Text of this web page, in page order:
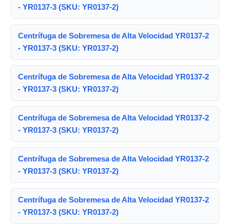
- YR0137-3 (SKU: YR0137-2)
Centrífuga de Sobremesa de Alta Velocidad YR0137-2
- YR0137-3 (SKU: YR0137-2)
Centrífuga de Sobremesa de Alta Velocidad YR0137-2
- YR0137-3 (SKU: YR0137-2)
Centrífuga de Sobremesa de Alta Velocidad YR0137-2
- YR0137-3 (SKU: YR0137-2)
Centrífuga de Sobremesa de Alta Velocidad YR0137-2
- YR0137-3 (SKU: YR0137-2)
Centrífuga de Sobremesa de Alta Velocidad YR0137-2
- YR0137-3 (SKU: YR0137-2)